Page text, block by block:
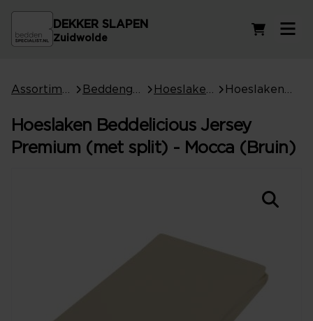
DEKKER SLAPEN
Zuidwolde
Hoeslaken Beddelicious Jersey
Premium (met split) - Mocca (Bruin)